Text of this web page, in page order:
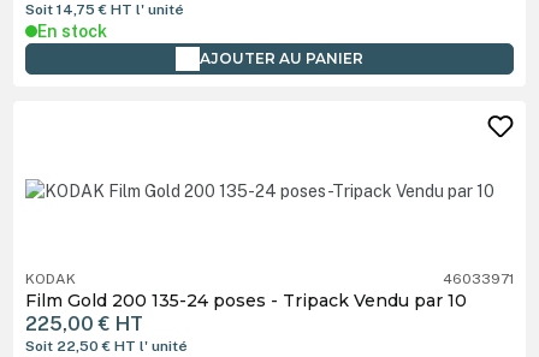
Soit 14,75 €HTl' unité
En stock
AJOUTER AU PANIER
KODAK 46033971
Film Gold 200 135-24 poses - Tripack Vendu par 10
225,00 € HT
Soit 22,50 €HTl' unité